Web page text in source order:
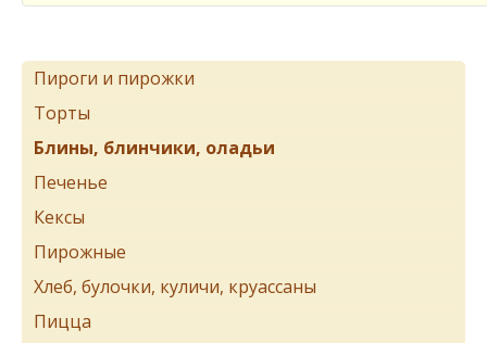
Пироги и пирожки
Торты
Блины, блинчики, оладьи
Печенье
Кексы
Пирожные
Хлеб, булочки, куличи, круассаны
Пицца